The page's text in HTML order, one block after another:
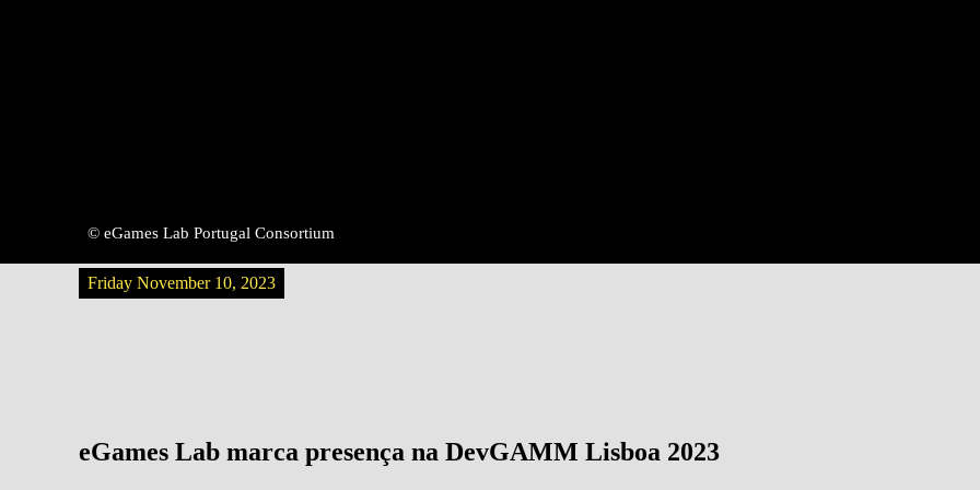
Friday November 10, 2023
eGames Lab marca presença na DevGAMM Lisboa 2023
© eGames Lab Portugal Consortium